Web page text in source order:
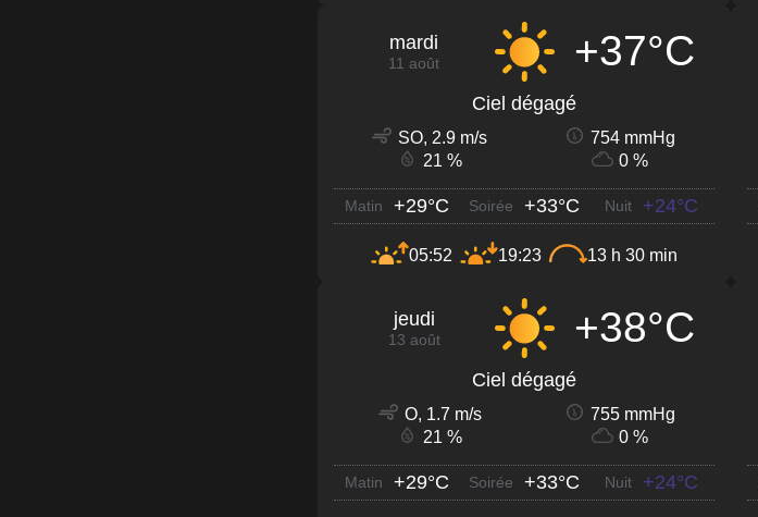
mardi
11 août +37°C
Ciel dégagé
SO, 2.9 m/s
754 mmHg
21 %
0 %
Matin +29°C Soirée +33°C Nuit +24°C
05:52 19:23 13 h 30 min
jeudi
13 août +38°C
Ciel dégagé
O, 1.7 m/s
755 mmHg
21 %
0 %
Matin +29°C Soirée +33°C Nuit +24°C